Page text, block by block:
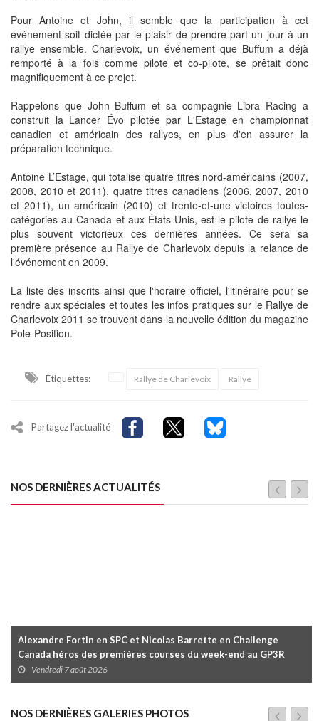
Pour Antoine et John, il semble que la participation à cet
événement soit dictée par le plaisir de prendre part un jour à un
rallye ensemble. Charlevoix, un événement que Buffum a déjà
remporté à la fois comme pilote et co-pilote, se prêtait donc
magnifiquement à ce projet.
Rappelons que John Buffum et sa compagnie Libra Racing a
construit la Lancer Évo pilotée par L'Estage en championnat
canadien et américain des rallyes, en plus d'en assurer la
préparation technique.
Antoine L’Estage, qui totalise quatre titres nord-américains (2007,
2008, 2010 et 2011), quatre titres canadiens (2006, 2007, 2010
et 2011), un américain (2010) et trente-et-une victoires toutes-
catégories au Canada et aux États-Unis, est le pilote de rallye le
plus souvent victorieux ces dernières années. Ce sera sa
première présence au Rallye de Charlevoix depuis la relance de
l'événement en 2009.
La liste des inscrits ainsi que l'horaire officiel, l'itinéraire pour se
rendre aux spéciales et toutes les infos pratiques sur le Rallye de
Charlevoix 2011 se trouvent dans la nouvelle édition du magazine
Pole-Position.
Étiquettes: Rallye de Charlevoix Rallye
Partagez l'actualité
NOS DERNIÈRES ACTUALITÉS
Alexandre Fortin en SPC et Nicolas Barrette en Challenge
Canada héros des premières courses du week-end au GP3R
Vendredi 7 août 2026
NOS DERNIÈRES GALERIES PHOTOS